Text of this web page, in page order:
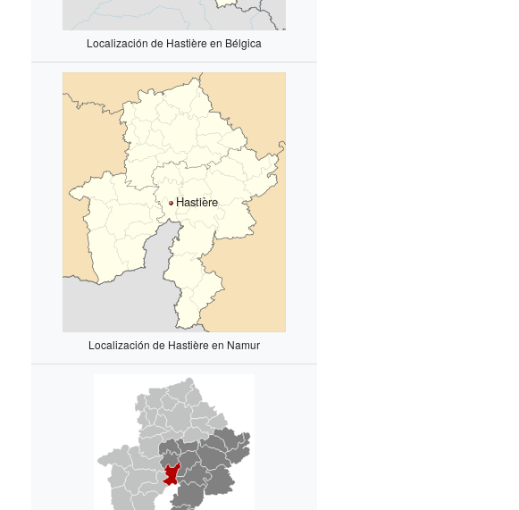
Localización de Hastière en Bélgica
Hastière
Localización de Hastière en Namur